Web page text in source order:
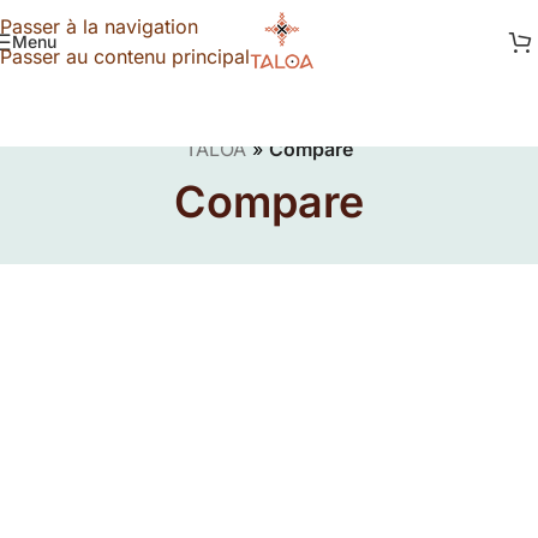
Passer à la navigation
Passer au contenu principal
Menu
TALOA»Compare
Compare